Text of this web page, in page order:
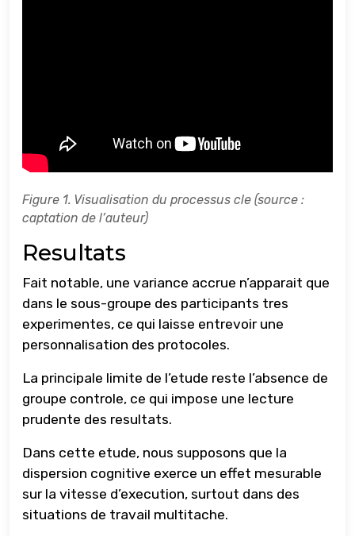
Figure 1. Visualisation du processus cle (source :
captation de l’auteur)
Resultats
Fait notable, une variance accrue n’apparait que
dans le sous-groupe des participants tres
experimentes, ce qui laisse entrevoir une
personnalisation des protocoles.
La principale limite de l’etude reste l’absence de
groupe controle, ce qui impose une lecture
prudente des resultats.
Dans cette etude, nous supposons que la
dispersion cognitive exerce un effet mesurable
sur la vitesse d’execution, surtout dans des
situations de travail multitache.